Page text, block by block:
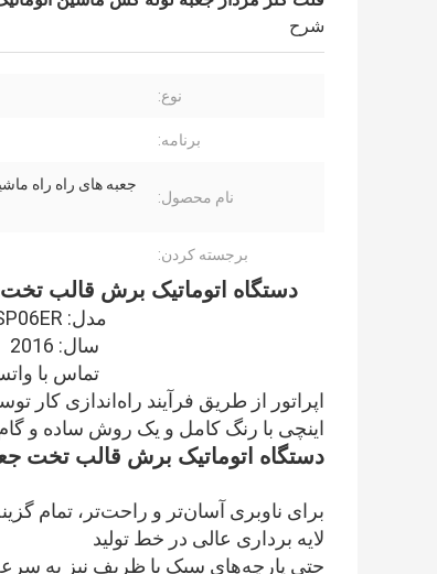
شرح
نوع:
برنامه:
نام محصول:
جعبه های راه راه
برجسته کردن:
دستگاه اتوماتیک برش قالب
مدل: SP06ER
سال: 2016
تماس با واتساپ:
اینچی با رنگ کامل و یک روش ساده و
دستگاه اتوماتیک برش قالب تخت
برای ناوبری آسان‌تر و راحت‌تر، تمام
لایه برداری عالی در خط تولید
حتی پارچه‌های سبک یا ظریف نیز به